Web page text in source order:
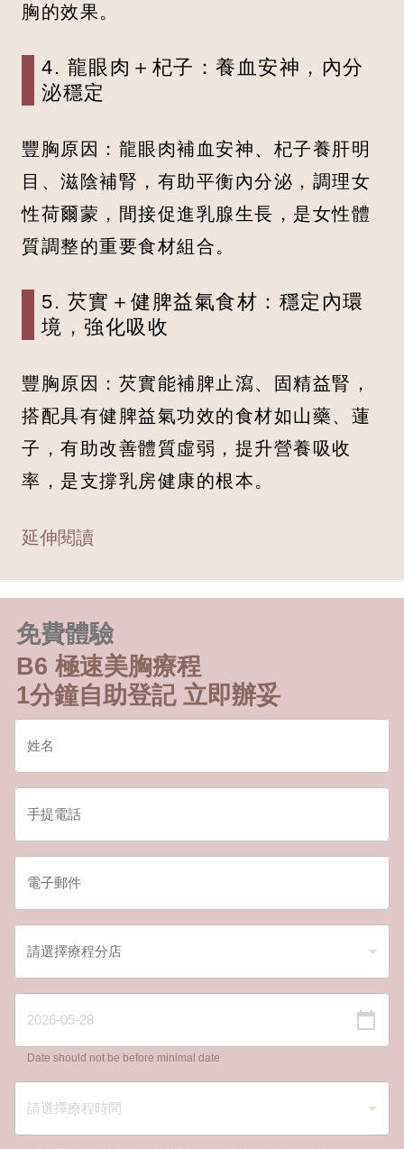
胸的效果。
4. 龍眼肉＋杞子：養血安神，內分
泌穩定
豐胸原因：龍眼肉補血安神、杞子養肝明
目、滋陰補腎，有助平衡內分泌，調理女
性荷爾蒙，間接促進乳腺生長，是女性體
質調整的重要食材組合。
5. 芡實＋健脾益氣食材：穩定內環
境，強化吸收
豐胸原因：芡實能補脾止瀉、固精益腎，
搭配具有健脾益氣功效的食材如山藥、蓮
子，有助改善體質虛弱，提升營養吸收
率，是支撐乳房健康的根本。
延伸閱讀
免費體驗
B6 極速美胸療程
1分鐘自助登記 立即辦妥
Date should not be before minimal date